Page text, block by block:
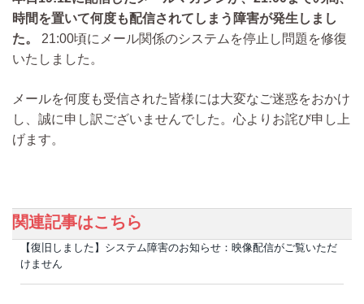
時間を置いて何度も配信されてしまう障害が発生しまし
た。
21:00頃にメール関係のシステムを停止し問題を修復
いたしました。
メールを何度も受信された皆様には大変なご迷惑をおかけ
し、誠に申し訳ございませんでした。心よりお詫び申し上
げます。
関連記事はこちら
【復旧しました】システム障害のお知らせ：映像配信がご覧いただ
けません